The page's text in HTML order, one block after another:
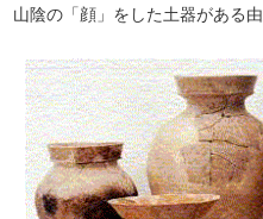
山陰の「顔」をした土器がある由